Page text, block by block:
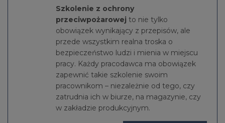
Szkolenie z ochrony
przeciwpożarowej to nie tylko
obowiązek wynikający z przepisów, ale
przede wszystkim realna troska o
bezpieczeństwo ludzi i mienia w miejscu
pracy. Każdy pracodawca ma obowiązek
zapewnić takie szkolenie swoim
pracownikom – niezależnie od tego, czy
zatrudnia ich w biurze, na magazynie, czy
w zakładzie produkcyjnym.